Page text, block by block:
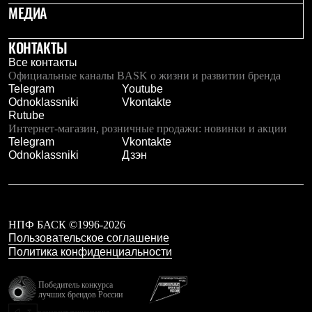
Рубашки
Футболки
Толстовки
Брюки
Термобелье
Теплое термобелье
Среднее термобелье
Легкое термобелье
Флисовая одежда
Куртки
Брюки
Детская одежда
Комбинезоны
Утепленная синтетикой
Комбинезоны
Куртки
Брюки
Лёгкая одежда
Футболки
Толстовки
МЕДИА
КОНТАКТЫ
Все контакты
Официальные каналы BASK о жизни и развитии бренда
Telegram
Youtube
Odnoklassniki
Vkontakte
Rutube
Интернет-магазин, розничные продажи: новинки и акции
Telegram
Vkontakte
Odnoklassniki
Дзэн
НПФ БАСК ©1996-2026
Пользовательское соглашение
Политика конфиденциальности
Победитель конкурса
лучших брендов России